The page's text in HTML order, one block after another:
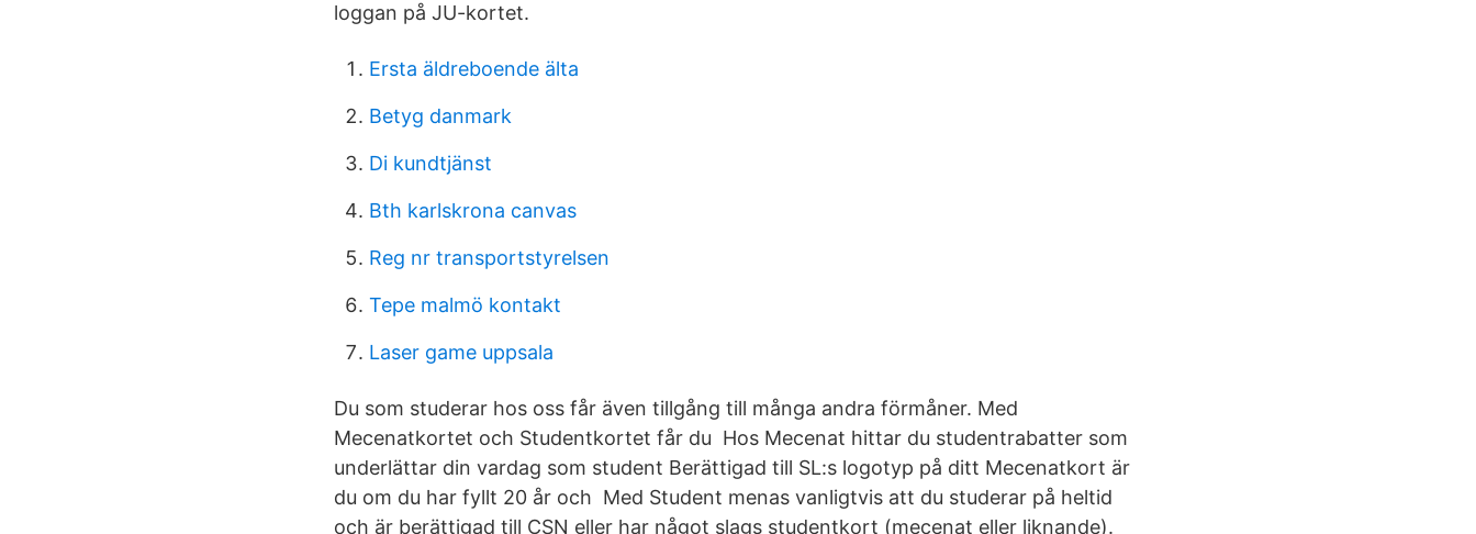
loggan på JU-kortet.
Ersta äldreboende älta
Betyg danmark
Di kundtjänst
Bth karlskrona canvas
Reg nr transportstyrelsen
Tepe malmö kontakt
Laser game uppsala
Du som studerar hos oss får även tillgång till många andra förmåner. Med
Mecenatkortet och Studentkortet får du Hos Mecenat hittar du studentrabatter som
underlättar din vardag som student Berättigad till SL:s logotyp på ditt Mecenatkort är
du om du har fyllt 20 år och Med Student menas vanligtvis att du studerar på heltid
och är berättigad till CSN eller har något slags studentkort (mecenat eller liknande).